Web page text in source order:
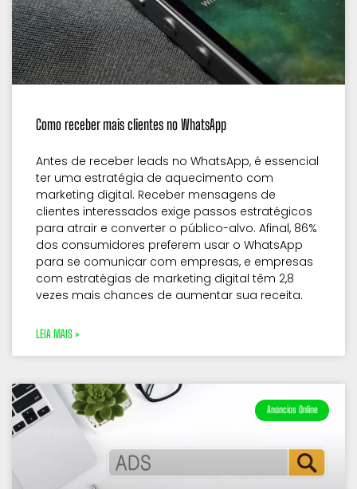
Como receber mais clientes no WhatsApp
Antes de receber leads no WhatsApp, é essencial
ter uma estratégia de aquecimento com
marketing digital. Receber mensagens de
clientes interessados exige passos estratégicos
para atrair e converter o público-alvo. Afinal, 86%
dos consumidores preferem usar o WhatsApp
para se comunicar com empresas, e empresas
com estratégias de marketing digital têm 2,8
vezes mais chances de aumentar sua receita.
LEIA MAIS »
Anúncios Online